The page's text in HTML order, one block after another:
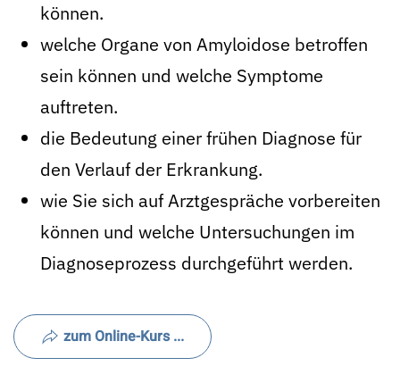
können.
welche Organe von Amyloidose betroffen
sein können und welche Symptome
auftreten.
die Bedeutung einer frühen Diagnose für
den Verlauf der Erkrankung.
wie Sie sich auf Arztgespräche vorbereiten
können und welche Untersuchungen im
Diagnoseprozess durchgeführt werden.
zum Online-Kurs ...